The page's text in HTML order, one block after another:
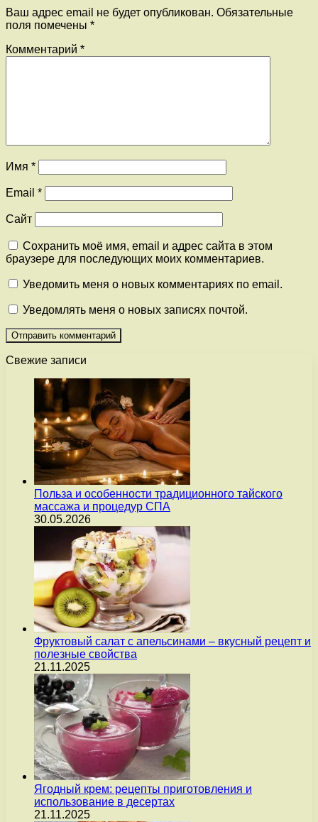
Ваш адрес email не будет опубликован. Обязательные
поля помечены *
Комментарий *
Имя *
Email *
Сайт
Сохранить моё имя, email и адрес сайта в этом
браузере для последующих моих комментариев.
Уведомить меня о новых комментариях по email.
Уведомлять меня о новых записях почтой.
Свежие записи
Польза и особенности традиционного тайского
массажа и процедур СПА
30.05.2026
Фруктовый салат с апельсинами – вкусный рецепт и
полезные свойства
21.11.2025
Ягодный крем: рецепты приготовления и
использование в десертах
21.11.2025